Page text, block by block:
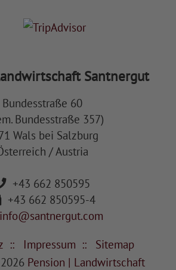
Santnergut
Bundesstraße 60
Bundesstraße 357)
Wals bei Salzburg
/ Austria
+43 662 850595
+43 662 850595-4
info@santnergut.com
Impressum
Sitemap
Pension | Landwirtschaft